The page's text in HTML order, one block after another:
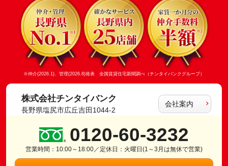
※仲介(2026.1)、管理(2026.8)発表 全国賃貸住宅新聞調べ（チンタイバンクグループ）
株式会社チンタイバンク
長野県塩尻市広丘吉田1044-2
会社案内
0120-60-3232
営業時間：10:00～18:00／定休日：火曜日(1～3月は無休で営業)